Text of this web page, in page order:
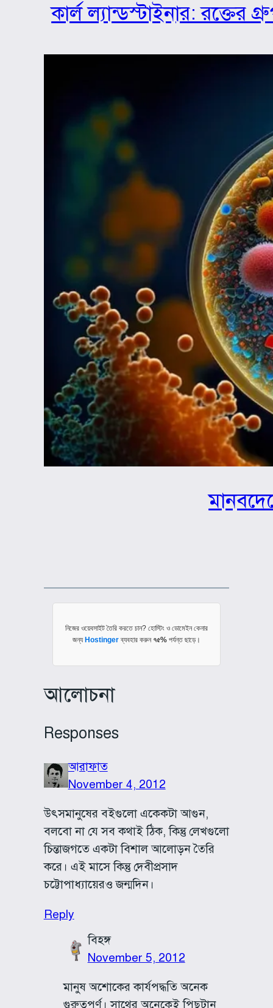
কার্ল ল্যান্ডস্টাইনার: রক্তের
নিজের ওয়েবসাইট তৈরি করতে চান? হোস্টিং ও ডোমেইন কেনার
জন্যHostingerব্যবহার করুন ৭৫% পর্যন্ত ছাড়ে।
আলোচনা
Responses
আরাফাত
November 4, 2012
উৎসমানুষের বইগুলো একেকটা আগুন,
বলবো না যে সব কথাই ঠিক, কিন্তু লেখগুলো
চিন্তাজগতে একটা বিশাল আলোড়ন তৈরি
করে। এই মাসে কিন্তু দেবীপ্রসাদ
চট্টোপাধ্যায়েরও জন্মদিন।
Reply
বিহঙ্গ
November 5, 2012
মানুষ অশোকের কার্যপদ্ধতি অনেক
গুরুত্বপূর্ণ। সাথের অনেকেই পিছুটান